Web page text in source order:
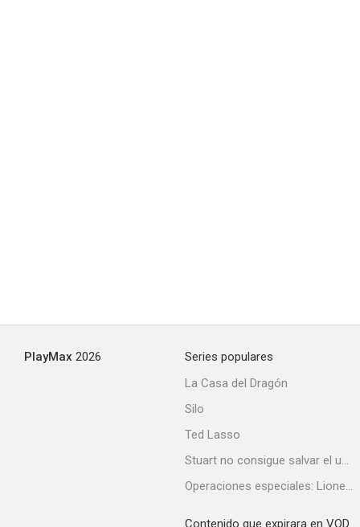
PlayMax 2026
Series populares
La Casa del Dragón
Silo
Ted Lasso
Stuart no consigue salvar el universo
Operaciones especiales: Lioness
Contenido que expirara en VOD